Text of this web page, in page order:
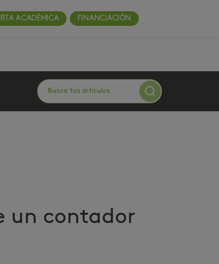
ACADÉMICA FINANCIACIÓN
un contador